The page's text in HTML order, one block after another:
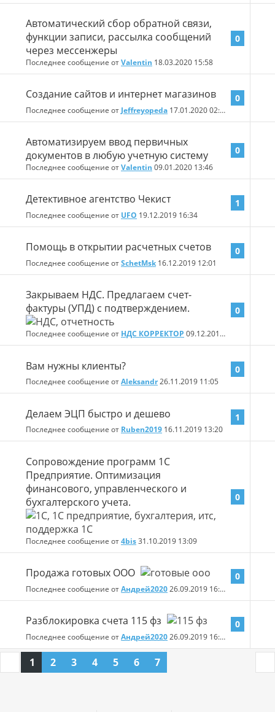
Автоматический сбор обратной связи,
функции записи, рассылка сообщений
через мессенжеры
Последнее сообщение отValentin 18.03.2020 15:58
0
Создание сайтов и интернет магазинов
Последнее сообщение от Jeffreyopeda 17.01.202002:19
0
Автоматизируем ввод первичных
документов в любую учетную систему
Последнее сообщение отValentin 09.01.2020 13:46
0
Детективное агентство Чекист
Последнее сообщение от UFO 19.12.2019 16:34
1
Помощь в открытии расчетных счетов
Последнее сообщение отSchetMsk 16.12.2019 12:01
0
Закрываем НДС. Предлагаем счет-
фактуры (УПД) с подтверждением.
Последнее сообщение от НДС КОРРЕКТОР 09.12.2019
0
Вам нужны клиенты?
Последнее сообщение отAleksandr26.11.2019 11:05
0
Делаем ЭЦП быстро и дешево
Последнее сообщение от Ruben2019 16.11.2019 13:20
1
Сопровождение программ 1С
Предприятие. Оптимизация
финансового, управленческого и
бухгалтерского учета.
Последнее сообщение от4bis31.10.2019 13:09
0
Продажа готовых ООО
Последнее сообщение отАндрей202026.09.2019 16:33
0
Разблокировка счета 115 фз
Последнее сообщение отАндрей202026.09.2019 16:32
0
1 2 3 4 5 6 7